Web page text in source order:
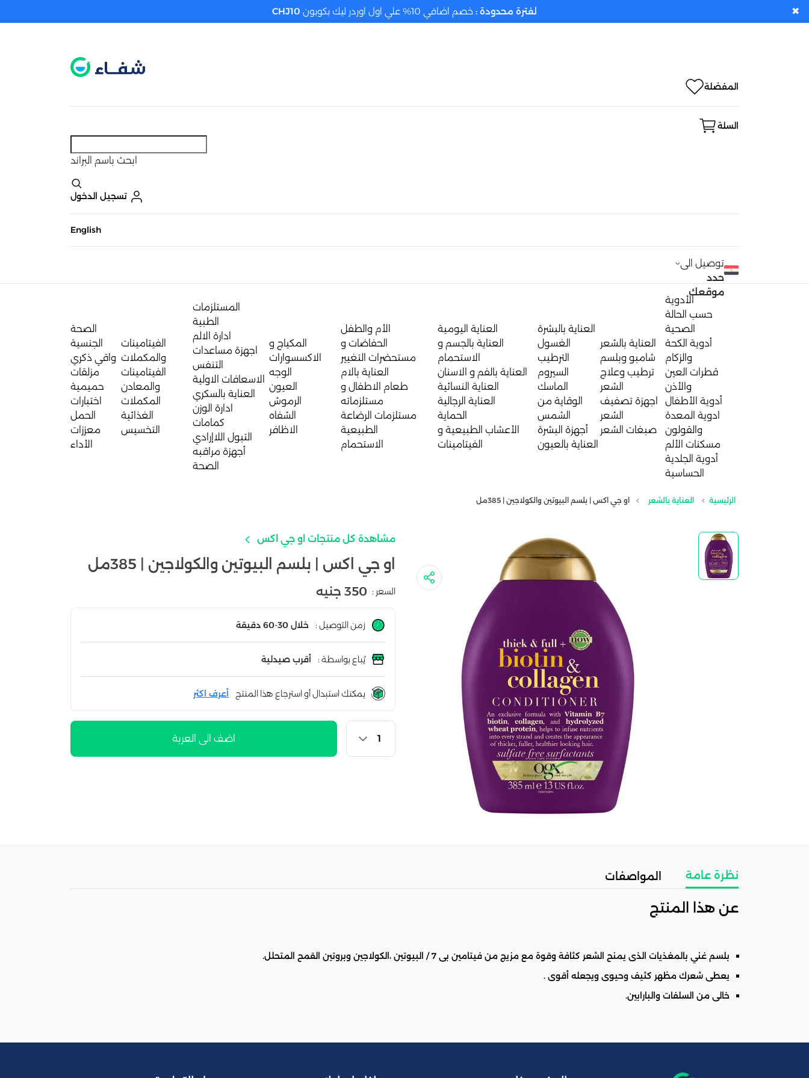
المفضلة
السلة
ابحث باسم البراند
تسجيل الدخول
English
توصيل الى
حدد
موقعك
الأدوية
حسب الحالة
الصحية
أدوية الكحة
والزكام
قطرات العين
والأذن
أدوية الأطفال
ادوية المعدة
والقولون
مسكنات الألم
أدوية الجلدية
الحساسية
العناية بالشعر
شامبو وبلسم
ترطيب وعلاج
الشعر
اجهزة تصفيف
الشعر
صبغات الشعر
العناية بالبشرة
الغسول
الترطيب
السيروم
الماسك
الوقاية من
الشمس
أجهزة البشرة
العناية بالعيون
العناية اليومية
العناية بالجسم و
الاستحمام
العناية بالفم و الاسنان
العناية النسائية
العناية الرجالية
الحماية
الأعشاب الطبيعية و
الفيتامينات
الأم والطفل
الحفاضات و
مستحضرات التغيير
العناية بالام
طعام الاطفال و
مستلزماته
مستلزمات الرضاعة
الطبيعية
الاستحمام
المكياج و
الاكسسوارات
الوجه
العيون
الرموش
الشفاه
الاظافر
المستلزمات
الطبية
ادارة الالم
اجهزة مساعدات
التنفس
الاسعافات الاولية
العناية بالسكري
ادارة الوزن
كمامات
التبول اللاإرادي
أجهزة مراقبه
الصحة
الفيتامينات
والمكملات
الفيتامينات
والمعادن
المكملات
الغذائية
التخسيس
الصحة
الجنسية
واقي ذكري
مزلقات
حميمية
اختبارات
الحمل
معززات
الأداء
الرئيسية العناية بالشعر او جي اكس | بلسم البيوتين والكولاجين | 385مل
مشاهدة كل منتجات او جي اكس
او جي اكس | بلسم البيوتين والكولاجين | 385مل
السعر : 350 جنيه
زمن التوصيل : خلال 30-60 دقيقة
يُباع بواسطة : أقرب صيدلية
يمكنك استبدال أو استرجاع هذا المنتج أعرف اكثر
اضف الى العربة
نظرة عامة المواصفات
عن هذا المنتج
بلسم غني بالمغذيات الذى يمنح الشعر كثافة وقوة مع مزيج من فيتامين بى 7 / البيوتين ،الكولاجين وبروتين القمح المتحلل.
يعطى شعرك مظهر كثيف وحيوى ويجعله أقوى .
خالى من السلفات والبارابين.
لفترة محدودة : خصم اضافي 10% علي اول اوردر ليك بكوبون CHJ10 ✖